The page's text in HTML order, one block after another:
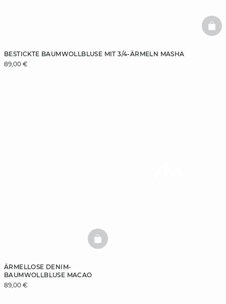
BESTICKTE BAUMWOLLBLUSE MIT 3/4-ÄRMELN MASHA
89,00 €
ÄRMELLOSE DENIM-
BAUMWOLLBLUSE MACAO
89,00 €
BASKETFULL